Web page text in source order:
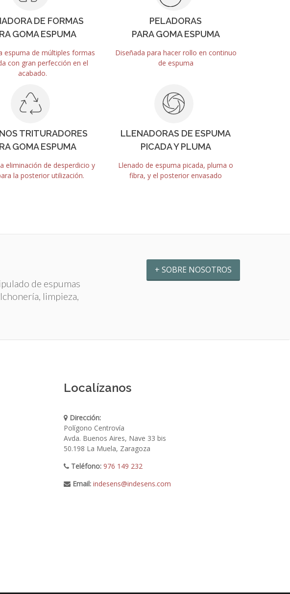
DE FORMAS
GOMA ESPUMA
espuma de múltiples formas
con gran perfección en el
acabado.
PELADORAS
PARA GOMA ESPUMA
Diseñada para hacer rollo en continuo
de espuma
TRITURADORES
GOMA ESPUMA
eliminación de desperdicio y
la posterior utilización.
LLENADORAS DE ESPUMA
PICADA Y PLUMA
Llenado de espuma picada, pluma o
fibra, y el posterior envasado
de espumas
limpieza,
+ SOBRE NOSOTROS
Localízanos
Dirección:
Polígono Centrovía
Avda. Buenos Aires, Nave 33 bis
50.198 La Muela, Zaragoza
Teléfono: 976 149 232
Email: indesens@indesens.com